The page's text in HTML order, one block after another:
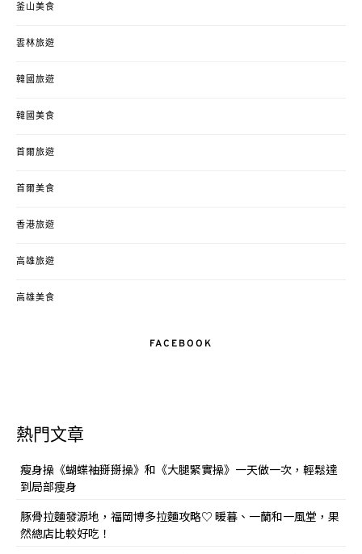
釜山美食
雲林旅遊
韓國旅遊
韓國美食
首爾旅遊
首爾美食
香港旅遊
高雄旅遊
高雄美食
FACEBOOK
熱門文章
瘦身操《蝴蝶袖掰掰操》和《大腿緊實操》一天做一次，輕鬆達
到局部痩身
豚骨拉麵發源地，福岡博多拉麵攻略♡ 暖暮、一蘭和一風堂，果
然總店比較好吃！